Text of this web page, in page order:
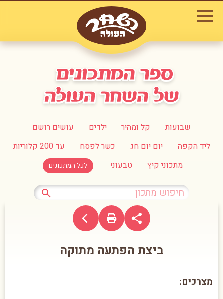
שבועות קל ומהיר ילדים
עושים רושם
ליד הקפה
יום יום חג כשר לפסח
עד 200 קלוריות
מתכוני קיץ
טבעוני לכל המתכונים
ביצת הפתעה מתוקה
מצרכים: